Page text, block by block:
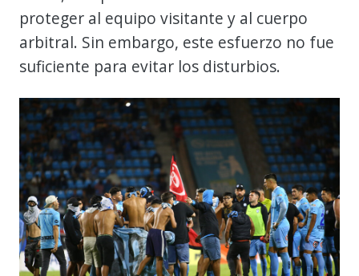
proteger al equipo visitante y al cuerpo
arbitral. Sin embargo, este esfuerzo no fue
suficiente para evitar los disturbios.